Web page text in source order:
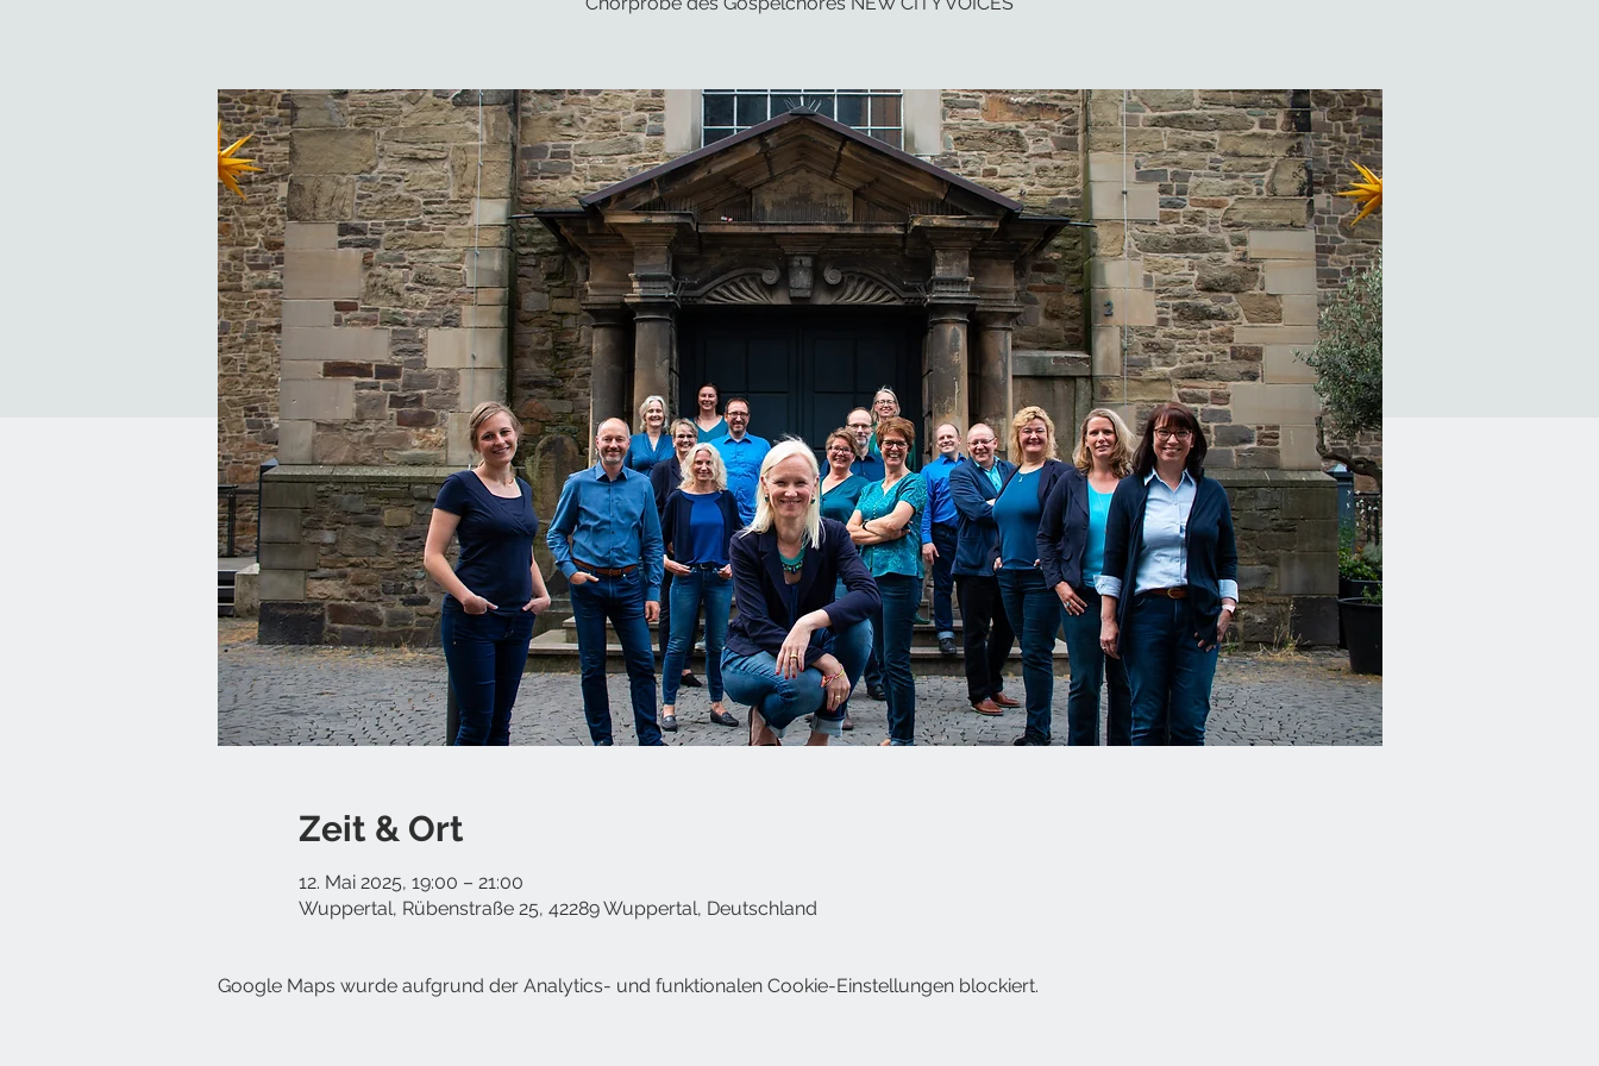
Zeit & Ort
12. Mai 2025, 19:00 – 21:00
Wuppertal, Rübenstraße 25, 42289 Wuppertal, Deutschland
Google Maps wurde aufgrund der Analytics- und funktionalen Cookie-Einstellungen blockiert.